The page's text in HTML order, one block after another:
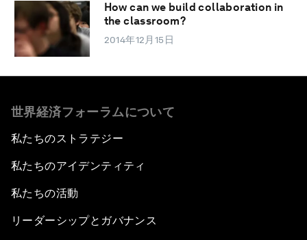
How can we build collaboration in
the classroom?
2014年12月15日
世界経済フォーラムについて
私たちのストラテジー
私たちのアイデンティティ
私たちの活動
リーダーシップとガバナンス